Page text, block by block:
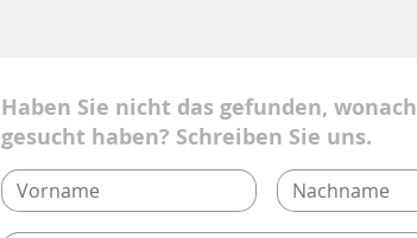
Haben Sie nicht das gefunden,
gesucht haben? Schreiben Sie uns.